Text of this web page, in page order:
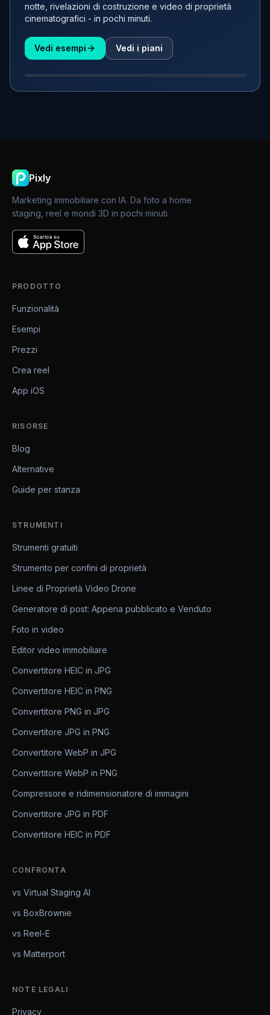
notte, rivelazioni di costruzione e video di proprietà
cinematografici - in pochi minuti.
Vedi esempi Vedi i piani
Pixly
Marketing immobiliare con IA. Da foto a home
staging, reel e mondi 3D in pochi minuti.
PRODOTTO
Funzionalità
Esempi
Prezzi
Crea reel
App iOS
RISORSE
Blog
Alternative
Guide per stanza
STRUMENTI
Strumenti gratuiti
Strumento per confini di proprietà
Linee di Proprietà Video Drone
Generatore di post: Appena pubblicato e Venduto
Foto in video
Editor video immobiliare
Convertitore HEIC in JPG
Convertitore HEIC in PNG
Convertitore PNG in JPG
Convertitore JPG in PNG
Convertitore WebP in JPG
Convertitore WebP in PNG
Compressore e ridimensionatore di immagini
Convertitore JPG in PDF
Convertitore HEIC in PDF
CONFRONTA
vs Virtual Staging AI
vs BoxBrownie
vs Reel-E
vs Matterport
NOTE LEGALI
Privacy